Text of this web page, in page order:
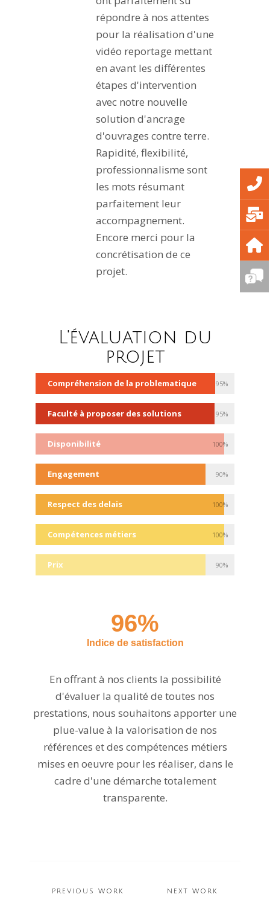
répondre à nos attentes
pour la réalisation d'une
vidéo reportage mettant
en avant les différentes
étapes d'intervention
avec notre nouvelle
solution d'ancrage
d'ouvrages contre terre.
Rapidité, flexibilité,
professionnalisme sont
les mots résumant
parfaitement leur
accompagnement.
Encore merci pour la
concrétisation de ce
projet.
L'évaluation du
projet
Compréhension de la problematique 95%
Faculté à proposer des solutions 95%
Disponibilité 100%
Engagement 90%
Respect des delais 100%
Compétences métiers 100%
Prix 90%
96%
Indice de satisfaction
En offrant à nos clients la possibilité
d'évaluer la qualité de toutes nos
prestations, nous souhaitons apporter une
plue-value à la valorisation de nos
références et des compétences métiers
mises en oeuvre pour les réaliser, dans le
cadre d'une démarche totalement
transparente.
PREVIOUS WORK NEXT WORK